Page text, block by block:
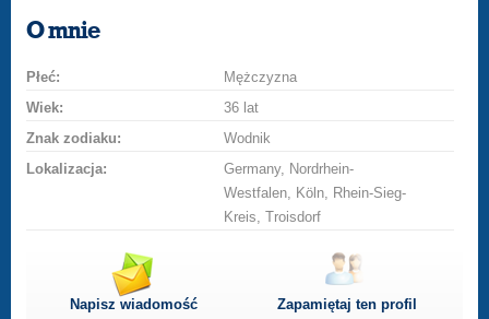
O mnie
Płeć:
Mężczyzna
Wiek:
36 lat
Znak zodiaku:
Wodnik
Lokalizacja:
Germany, Nordrhein-
Westfalen, Köln, Rhein-Sieg-
Kreis, Troisdorf
Napisz wiadomość Zapamiętaj ten profil